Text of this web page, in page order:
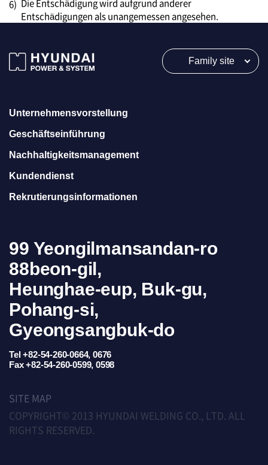
6) Die Entschädigung wird aufgrund anderer
Entschädigungen als unangemessen angesehen.
Family site
Unternehmensvorstellung
Geschäftseinführung
Nachhaltigkeitsmanagement
Kundendienst
Rekrutierungsinformationen
99 Yeongilmansandan-ro
88beon-gil,
Heunghae-eup, Buk-gu,
Pohang-si,
Gyeongsangbuk-do
Tel +82-54-260-0664, 0676
Fax +82-54-260-0599, 0598
SITE MAP
COPYRIGHT© 2013 HYUNDAI WELDING CO., LTD. ALL
RIGHTS RESERVED.